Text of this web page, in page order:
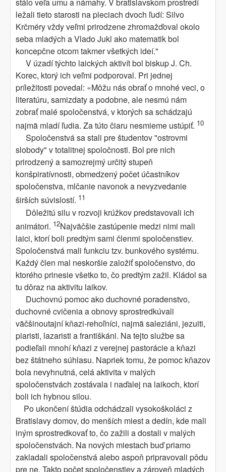
ležali tieto starosti na pleciach dvoch ľudí: Silvo
Krčméry vždy veľmi prirodzene zhromažďoval okolo
seba mladých a Vlado Jukl ako matematik bol
koncepčne otcom takmer všetkých ideí."
V úzadí týchto laických aktivít bol biskup J. Ch.
Korec, ktorý ich veľmi podporoval. Pri jednej
príležitosti povedal: «Môžu nás obrať o mnohé veci, o
literatúru, samizdaty a podobne, ale nesmú nám
zobrať malé spoločenstvá, v ktorých sa schádzajú
najmä mladí ľudia. Za túto čiaru nesmieme ustúpiť. 10
Spoločenstvá sa stali pre študentov "ostrovmi
slobody" v totalitnej spoločnosti. Bol pre nich
prirodzený a samozrejmý určitý stupeň
konšpiratívnosti, obmedzený počet účastníkov
spoločenstva, mlčanie navonok a nevyzvedanie
širších súvislostí. 11
Dôležitú silu v rozvoji krúžkov predstavovali ich
animátori. 12Najväčšie zastúpenie medzi nimi mali
laici, ktorí boli predtým sami členmi spoločenstiev.
Spoločenstvá mali funkciu tzv. bunkového systému.
Každý člen mal neskoršie založiť spoločenstvo, do
ktorého prinesie všetko to, čo predtým zažil. Kládol sa
tu dôraz na aktivitu laikov.
Duchovnú pomoc ako duchovné poradenstvo,
duchovné cvičenia a obnovy sprostredkúvali
väčšinoutajní kňazi-rehoľníci, najmä saleziáni, jezuiti,
piaristi, lazaristi a františkáni. Na tejto službe sa
podieľali mnohí kňazi z verejnej pastorácie a kňazi
bez štátneho súhlasu. Napriek tomu, že pomoc kňazov
bola nevyhnutná, celá aktivita v malých
spoločenstvách zostávala i naďalej na laikoch, ktorí
boli ich hybnou silou.
Po ukončení štúdia odchádzali vysokoškoláci z
Bratislavy domov, do menších miest a dedín, kde mali
iným sprostredkovať to, čo zažili a dostali v malých
spoločenstvách. Na nových miestach buď priamo
zakladali spoločenstvá alebo aspoň pripravovali pôdu
pre ne. Takto počet spoločenstiev a zároveň mladých